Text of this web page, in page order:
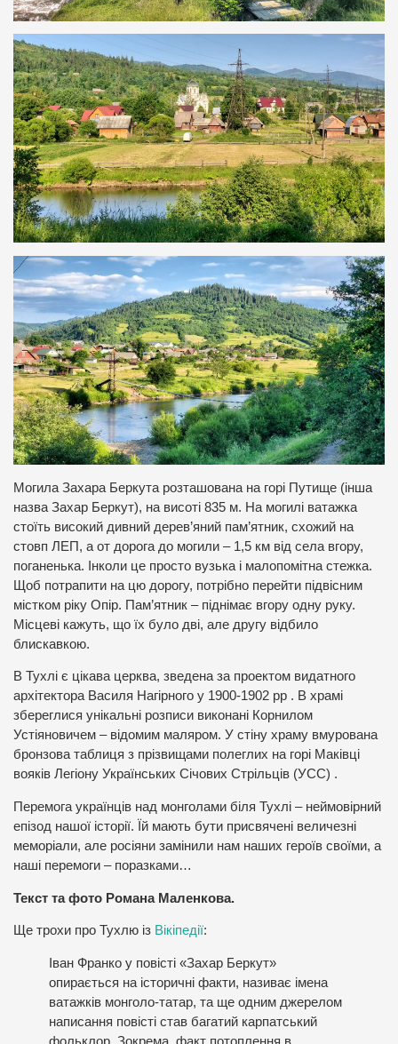
Могила Захара Беркута розташована на горі Путище (інша
назва Захар Беркут), на висоті 835 м. На могилі ватажка
стоїть високий дивний дерев’яний пам’ятник, схожий на
стовп ЛЕП, а от дорога до могили – 1,5 км від села вгору,
поганенька. Інколи це просто вузька і малопомітна стежка.
Щоб потрапити на цю дорогу, потрібно перейти підвісним
містком ріку Опір. Пам’ятник – піднімає вгору одну руку.
Місцеві кажуть, що їх було дві, але другу відбило
блискавкою.
В Тухлі є цікава церква, зведена за проектом видатного
архітектора Василя Нагірного у 1900-1902 рр . В храмі
збереглися унікальні розписи виконані Корнилом
Устіяновичем – відомим маляром. У стіну храму вмурована
бронзова таблиця з прізвищами полеглих на горі Маківці
вояків Легіону Українських Січових Стрільців (УСС) .
Перемога українців над монголами біля Тухлі – неймовірний
епізод нашої історії. Їй мають бути присвячені величезні
меморіали, але росіяни замінили нам наших героїв своїми, а
наші перемоги – поразками…
Текст та фото Романа Маленкова.
Ще трохи про Тухлю із Вікіпедії:
Іван Франко у повісті «Захар Беркут»
опирається на історичні факти, називає імена
ватажків монголо-татар, та ще одним джерелом
написання повісті став багатий карпатський